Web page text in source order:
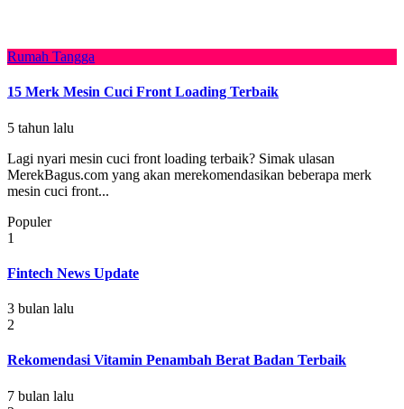
Rumah Tangga
15 Merk Mesin Cuci Front Loading Terbaik
5 tahun lalu
Lagi nyari mesin cuci front loading terbaik? Simak ulasan
MerekBagus.com yang akan merekomendasikan beberapa merk
mesin cuci front...
Populer
1
Fintech News Update
3 bulan lalu
2
Rekomendasi Vitamin Penambah Berat Badan Terbaik
7 bulan lalu